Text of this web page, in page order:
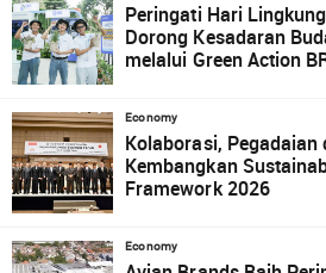
Peringati Hari
Dorong Kesadaran
melalui Green Action
Economy
Kolaborasi, Pegadaian
Kembangkan
Framework 2026
Economy